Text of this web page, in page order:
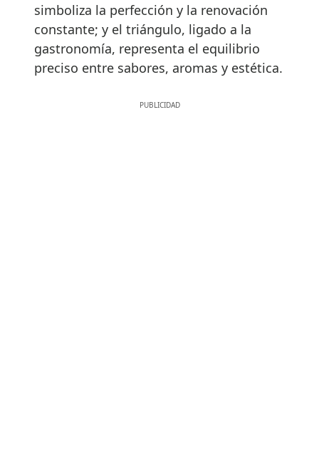
simboliza la perfección y la renovación
constante; y el triángulo, ligado a la
gastronomía, representa el equilibrio
preciso entre sabores, aromas y estética.